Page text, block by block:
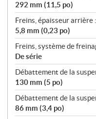
292 mm (11,5 po)
Freins, épaisseur arrière :
5,8 mm (0,23 po)
Freins, système de
De série
Débattement de la
130 mm (5 po)
Débattement de la
86 mm (3,4 po)